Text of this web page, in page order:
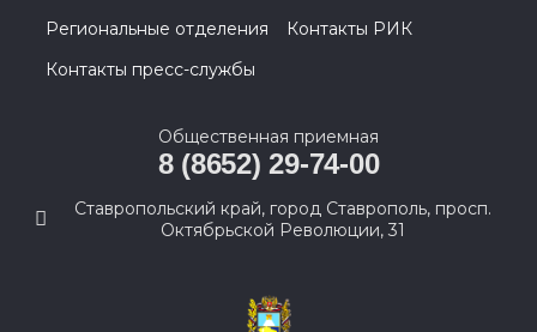
Региональные отделения
Контакты РИК
Контакты пресс-службы
Общественная приемная
8 (8652) 29-74-00
Ставропольский край, город Ставрополь, просп.
Октябрьской Революции, 31